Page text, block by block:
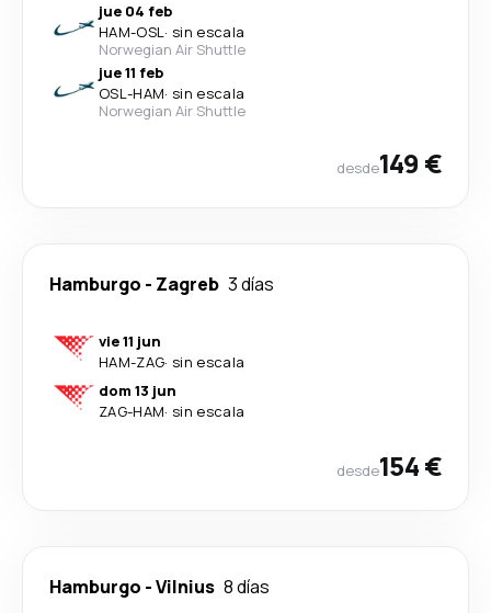
jue 04 feb
HAM-OSL· sin escala
Norwegian Air Shuttle
jue 11 feb
OSL-HAM· sin escala
Norwegian Air Shuttle
desde149 €
Hamburgo - Zagreb 3 días
vie 11 jun
HAM-ZAG· sin escala
dom 13 jun
ZAG-HAM· sin escala
desde154 €
Hamburgo -Vilnius 8 días